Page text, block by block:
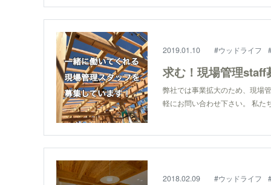
2019.01.10 #ウッドライフ
求む！現場管理staff
弊社では事業拡大のため、現場
軽にお問い合わせ下さい。 私た
2018.02.09 #ウッドライフ